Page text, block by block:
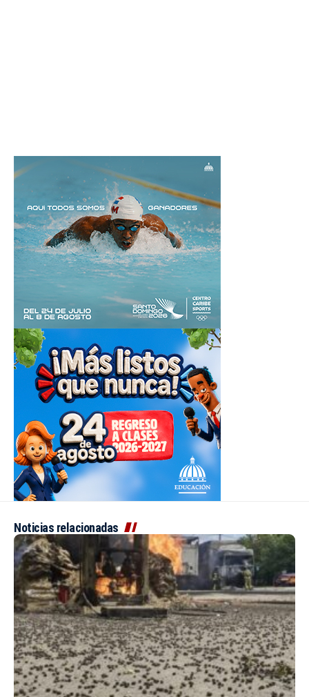
Noticias relacionadas